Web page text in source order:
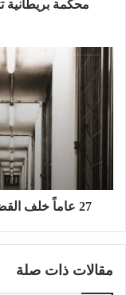
27 عاماً خلف القضبان.. كم عاماً سيعدّ "المنسيون" بعد؟
مقالات ذات صلة